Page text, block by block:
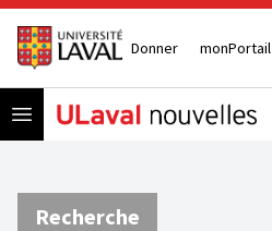
Donner monPortail
Open menu
Recherche